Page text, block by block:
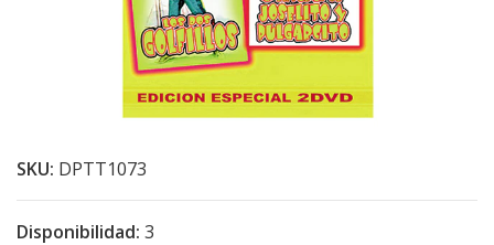
SKU: DPTT1073
Disponibilidad: 3